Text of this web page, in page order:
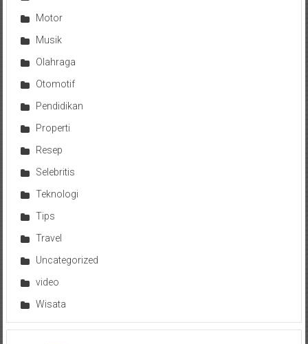
Motor
Musik
Olahraga
Otomotif
Pendidikan
Properti
Resep
Selebritis
Teknologi
Tips
Travel
Uncategorized
video
Wisata